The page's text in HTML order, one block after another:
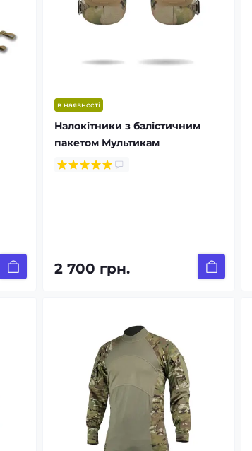
в наявності
Налокітники з балістичним
пакетом Мультикам
2 700 грн.